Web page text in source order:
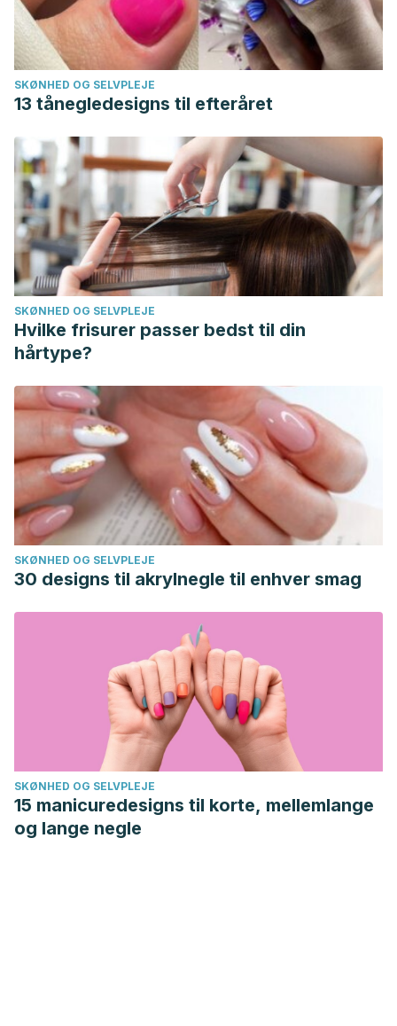
SKØNHED OG SELVPLEJE
13 tånegledesigns til efteråret
SKØNHED OG SELVPLEJE
Hvilke frisurer passer bedst til din
hårtype?
SKØNHED OG SELVPLEJE
30 designs til akrylnegle til enhver smag
SKØNHED OG SELVPLEJE
15 manicuredesigns til korte, mellemlange
og lange negle